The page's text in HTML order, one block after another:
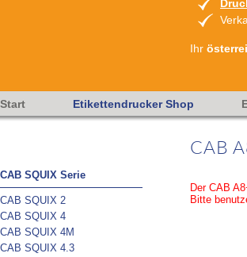
Ihr
Start Etikettendrucker Shop
CAB SQUIX Serie
CAB SQUIX 2
CAB SQUIX 4
CAB SQUIX 4M
CAB SQUIX 4.3
CAB
Der CAB
Bitte